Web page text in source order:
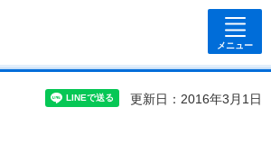
メニュー
更新日：2016年3月1日